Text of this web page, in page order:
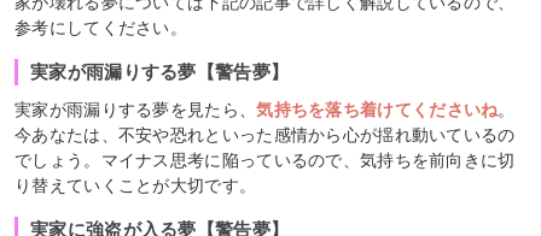
参考にしてください。
実家が雨漏りする夢【警告夢】
実家が雨漏りする夢を見たら、気持ちを落ち着けてくださいね。
今あなたは、不安や恐れといった感情から心が揺れ動いているの
でしょう。マイナス思考に陥っているので、気持ちを前向きに切
り替えていくことが大切です。
実家に強盗が入る夢【警告夢】